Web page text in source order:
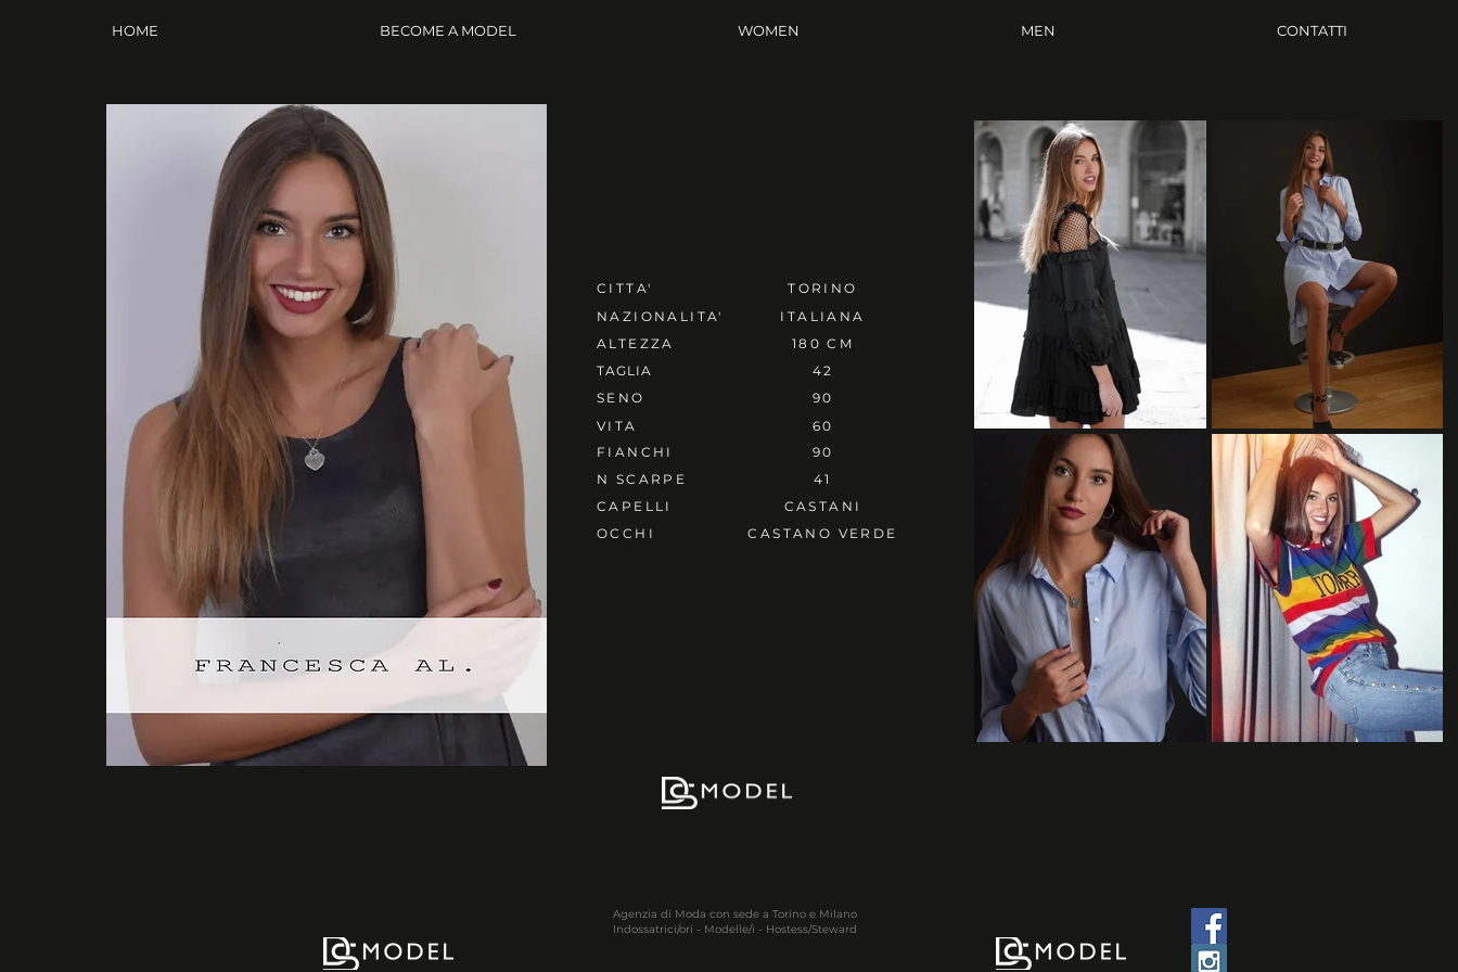
HOME BECOME A MODEL WOMEN MEN CONTATTI
ITALIANA
180 CM
42
90
60
90
41
CASTANI
CASTANO VERDE
TORINO
NAZIONALITA'
ALTEZZA
TAGLIA
SENO
VITA
FIANCHI
N SCARPE
CAPELLI
OCCHI
CITTA'
Agenzia di Moda con sede a Torino e Milano
Indossatrici/ori - Modelle/i - Hostess/Steward